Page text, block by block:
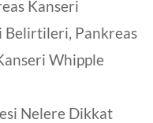
Kanseri
Belirtileri Pankreas
Whipple
Nelere Dikkat